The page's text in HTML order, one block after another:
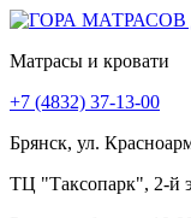
Матрасы и кровати
+7 (4832) 37-13-00
Брянск, ул.
ТЦ "Таксопарк", 2-й